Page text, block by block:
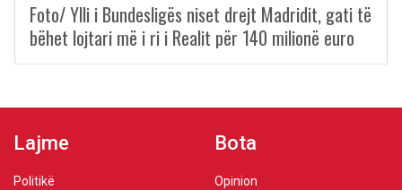
Foto/ Ylli i Bundesligës niset drejt Madridit, gati të
bëhet lojtari më i ri i Realit për 140 milionë euro
Lajme
Politikë
Bota
Opinion